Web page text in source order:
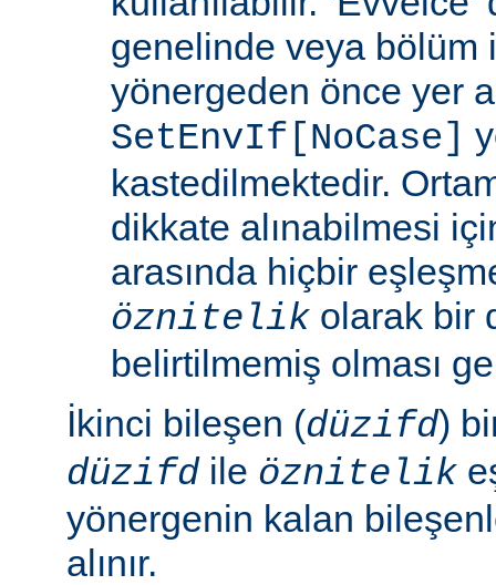
genelinde veya bölüm
yönergeden önce yer
SetEnvIf[NoCase]
kastedilmektedir.
dikkate alınabilmesi
arasında hiçbir
öznitelik olarak bir
belirtilmemiş olması
İkinci bileşen (düzifd)
düzifdile öznitelik
yönergenin kalan
alınır.